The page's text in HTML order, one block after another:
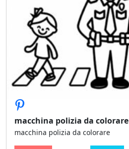
macchina polizia da colorare
macchina polizia da colorare